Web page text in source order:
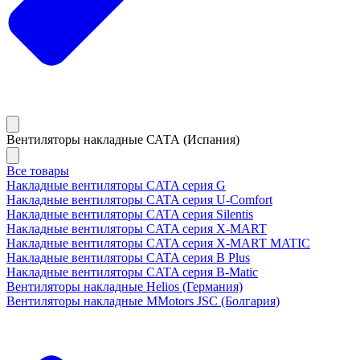
Вентиляторы накладные САТА (Испания)
Все товары
Накладные вентиляторы CATA серия G
Накладные вентиляторы CATA серия U-Comfort
Накладные вентиляторы CATA серия Silentis
Накладные вентиляторы CATA серия X-MART
Накладные вентиляторы CATA серия X-MART MATIC
Накладные вентиляторы CATA серия B Plus
Накладные вентиляторы CATA серия B-Matic
Вентиляторы накладные Helios (Германия)
Вентиляторы накладные MMotors JSC (Болгария)